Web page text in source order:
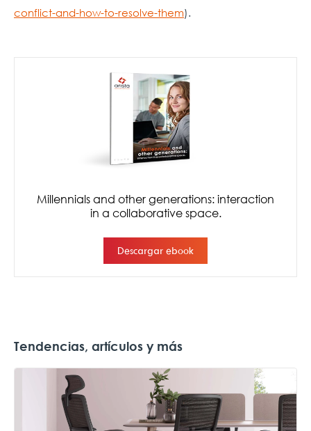
conflict-and-how-to-resolve-them).
Tendencias, artículos y más